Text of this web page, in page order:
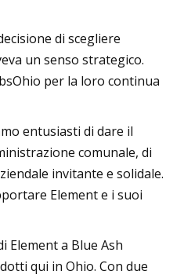
di scegliere
un senso strategico.
per la loro continua
entusiasti di dare il
comunale, di
invitante e solidale.
Element e i suoi
Element a Blue Ash
qui in Ohio. Con due